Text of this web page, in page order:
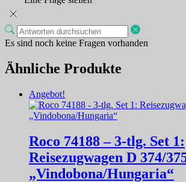
Es sind noch keine Fragen vorhanden
Ähnliche Produkte
Angebot!
Roco 74188 – 3-tlg. Set 1:
Reisezugwagen D 374/
„Vindobona/Hungaria“